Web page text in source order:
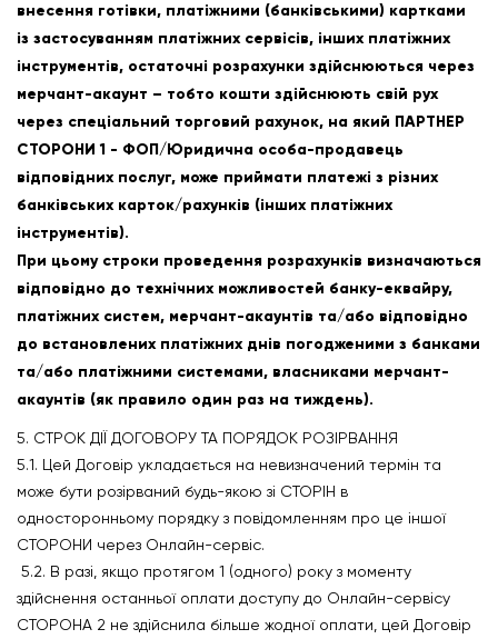
внесення готівки, платіжними (банківськими) картками
із застосуванням платіжних сервісів, інших платіжних
інструментів, остаточні розрахунки здійснюються через
мерчант-акаунт – тобто кошти здійснюють свій рух
через спеціальний торговий рахунок, на який ПАРТНЕР
СТОРОНИ 1 - ФОП/Юридична особа-продавець
відповідних послуг, може приймати платежі з різних
банківських карток/рахунків (інших платіжних
інструментів).
При цьому строки проведення розрахунків визначаються
відповідно до технічних можливостей банку-еквайру,
платіжних систем, мерчант-акаунтів та/або відповідно
до встановлених платіжних днів погодженими з банками
та/або платіжними системами, власниками мерчант-
акаунтів (як правило один раз на тиждень).
5. СТРОК ДІЇ ДОГОВОРУ ТА ПОРЯДОК РОЗІРВАННЯ
5.1. Цей Договір укладається на невизначений термін та
може бути розірваний будь-якою зі СТОРІН в
односторонньому порядку з повідомленням про це іншої
СТОРОНИ через Онлайн-сервіс.
5.2. В разі, якщо протягом 1 (одного) року з моменту
здійснення останньої оплати доступу до Онлайн-сервісу
СТОРОНА 2 не здійснила більше жодної оплати, цей Договір